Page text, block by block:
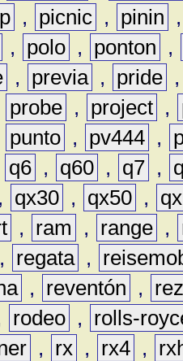
, picnic , pinin
, polo , ponton
,
, previa , pride
probe , project ,
punto , pv444 ,
q6 , q60 , q7 ,
, qx30 , qx50 ,
, ram , range ,
, regata ,
, reventón ,
rodeo ,
rolls-
, rx , rx4 ,